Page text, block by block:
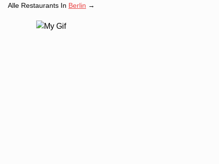
Alle Restaurants In Berlin →